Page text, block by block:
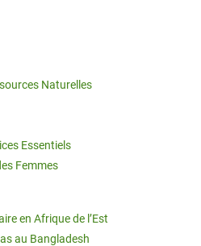
Naturelles
Essentiels
Femmes
en Afrique de l’Est
au Bangladesh